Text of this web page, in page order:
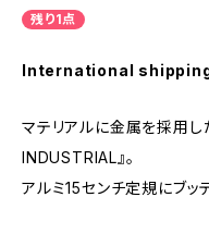
残り1点
International
マテリアルに金属を採用し
INDUSTRIAL』。
アルミ15センチ定規にブ